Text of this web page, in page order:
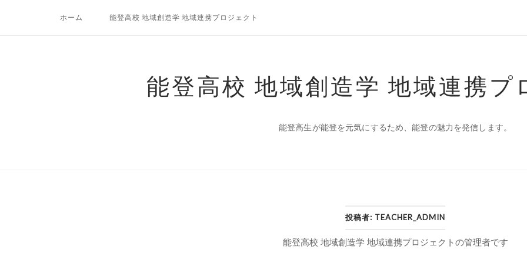
ホーム 能登高校 地域創造学 地域連携プロジェクト
能登高校 地域創造学 地域連携プ
能登高生が能登を元気にするため、能登の魅力を発信します。
投稿者: TEACHER_ADMIN
能登高校 地域創造学 地域連携プロジェクトの管理者です